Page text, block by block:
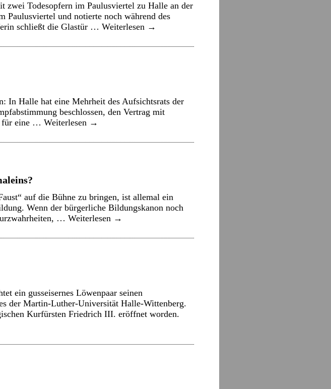
zwei Todesopfern im Paulusviertel zu Halle an der
Paulusviertel und notierte noch während des
schließt die Glastür … Weiterlesen →
In Halle hat eine Mehrheit des Aufsichtsrats der
beschlossen, den Vertrag mit
für eine … Weiterlesen →
auf die Bühne zu bringen, ist allemal ein
Wenn der bürgerliche Bildungskanon noch
… Weiterlesen →
ein gusseisernes Löwenpaar seinen
der Martin-Luther-Universität Halle-Wittenberg.
Kurfürsten Friedrich III. eröffnet worden.